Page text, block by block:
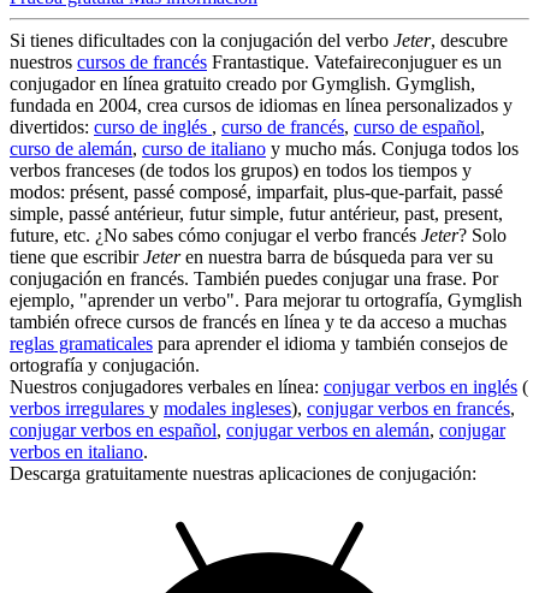
Si tienes dificultades con la conjugación del verbo Jeter, descubre
nuestros cursos de francés Frantastique. Vatefaireconjuguer es un
conjugador en línea gratuito creado por Gymglish. Gymglish,
fundada en 2004, crea cursos de idiomas en línea personalizados y
divertidos: curso de inglés , curso de francés, curso de español,
curso de alemán, curso de italiano y mucho más. Conjuga todos los
verbos franceses (de todos los grupos) en todos los tiempos y
modos: présent, passé composé, imparfait, plus-que-parfait, passé
simple, passé antérieur, futur simple, futur antérieur, past, present,
future, etc. ¿No sabes cómo conjugar el verbo francés Jeter? Solo
tiene que escribirJeteren nuestra barra de búsqueda para ver su
conjugación en francés. También puedes conjugar una frase. Por
ejemplo, "aprender un verbo". Para mejorar tu ortografía, Gymglish
también ofrece cursos de francés en línea y te da acceso a muchas
reglas gramaticales para aprender el idioma y también consejos de
ortografía y conjugación.
Nuestros conjugadores verbales en línea: conjugar verbos en inglés (
verbos irregulares y modales ingleses), conjugar verbos en francés,
conjugar verbos en español, conjugar verbos en alemán, conjugar
verbos en italiano.
Descarga gratuitamente nuestras aplicaciones de conjugación: